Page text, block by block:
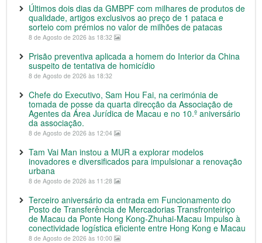
Últimos dois dias da GMBPF com milhares de produtos de
qualidade, artigos exclusivos ao preço de 1 pataca e
sorteio com prémios no valor de milhões de patacas
8 de Agosto de 2026 às 18:32
Prisão preventiva aplicada a homem do Interior da China
suspeito de tentativa de homicídio
8 de Agosto de 2026 às 18:32
Chefe do Executivo, Sam Hou Fai, na cerimónia de
tomada de posse da quarta direcção da Associação de
Agentes da Área Jurídica de Macau e no 10.º aniversário
da associação.
8 de Agosto de 2026 às 12:04
Tam Vai Man instou a MUR a explorar modelos
inovadores e diversificados para impulsionar a renovação
urbana
8 de Agosto de 2026 às 11:28
Terceiro aniversário da entrada em Funcionamento do
Posto de Transferência de Mercadorias Transfronteiriço
de Macau da Ponte Hong Kong-Zhuhai-Macau Impulso à
conectividade logística eficiente entre Hong Kong e Macau
8 de Agosto de 2026 às 10:00